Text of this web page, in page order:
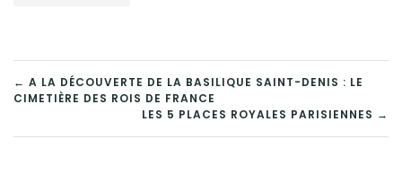
NAVIGATION
DE
← A LA DÉCOUVERTE DE LA BASILIQUE SAINT-DENIS : LE
CIMETIÈRE DES ROIS DE FRANCE
LES 5 PLACES ROYALES PARISIENNES →